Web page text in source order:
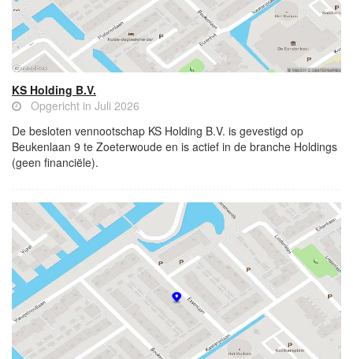
KS Holding B.V.
Opgericht in Juli 2026
De besloten vennootschap KS Holding B.V. is gevestigd op
Beukenlaan 9 te Zoeterwoude en is actief in de branche Holdings
(geen financiële).